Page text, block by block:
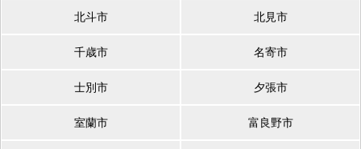
北斗市 北見市
千歳市 名寄市
士別市 夕張市
室蘭市 富良野市